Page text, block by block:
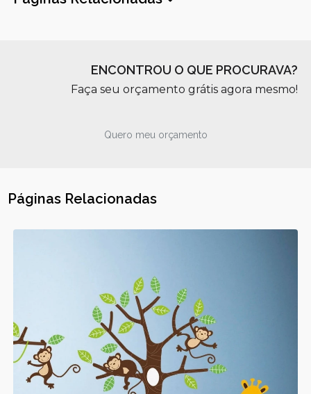
ENCONTROU O QUE PROCURAVA?
Faça seu orçamento grátis agora mesmo!
Quero meu orçamento
Páginas Relacionadas